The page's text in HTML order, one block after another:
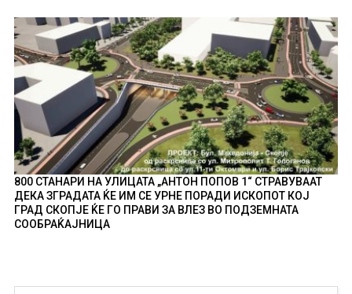
800 СТАНАРИ НА УЛИЦАТА „АНТОН ПОПОВ 1“ СТРАВУВААТ
ДЕКА ЗГРАДАТА ЌЕ ИМ СЕ УРНЕ ПОРАДИ ИСКОПОТ КОЈ
ГРАД СКОПЈЕ ЌЕ ГО ПРАВИ ЗА ВЛЕЗ ВО ПОДЗЕМНАТА
СООБРАЌАЈНИЦА